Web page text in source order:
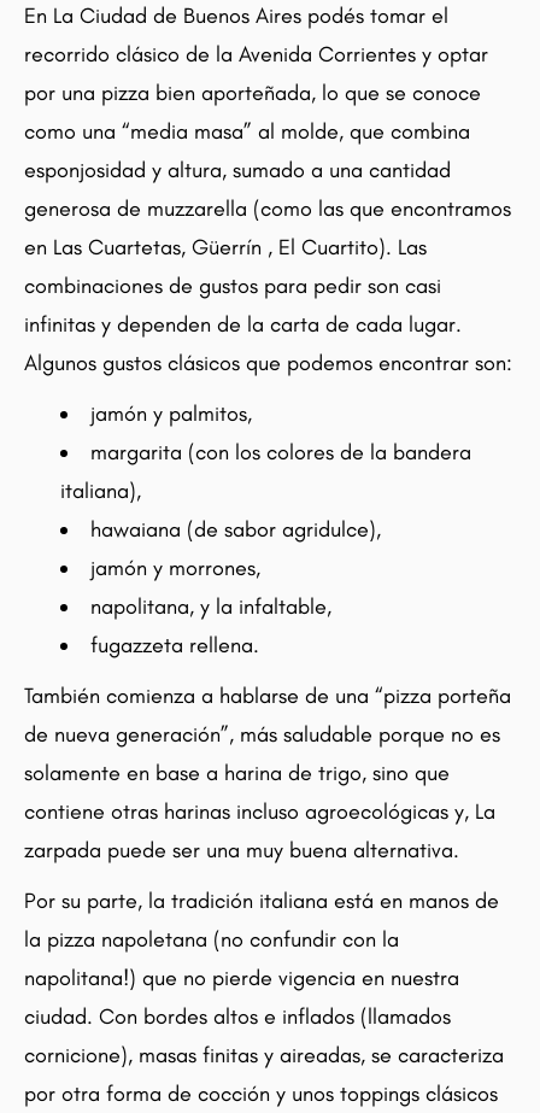
En La Ciudad de Buenos Aires podés tomar el
recorrido clásico de la Avenida Corrientes y optar
por una pizza bien aporteñada, lo que se conoce
como una “media masa” al molde, que combina
esponjosidad y altura, sumado a una cantidad
generosa de muzzarella (como las que encontramos
en Las Cuartetas, Güerrín , El Cuartito). Las
combinaciones de gustos para pedir son casi
infinitas y dependen de la carta de cada lugar.
Algunos gustos clásicos que podemos encontrar son:
jamón y palmitos,
margarita (con los colores de la bandera
italiana),
hawaiana (de sabor agridulce),
jamón y morrones,
napolitana, y la infaltable,
fugazzeta rellena.
También comienza a hablarse de una “pizza porteña
de nueva generación”, más saludable porque no es
solamente en base a harina de trigo, sino que
contiene otras harinas incluso agroecológicas y, La
zarpada puede ser una muy buena alternativa.
Por su parte, la tradición italiana está en manos de
la pizza napoletana (no confundir con la
napolitana!) que no pierde vigencia en nuestra
ciudad. Con bordes altos e inflados (llamados
cornicione), masas finitas y aireadas, se caracteriza
por otra forma de cocción y unos toppings clásicos